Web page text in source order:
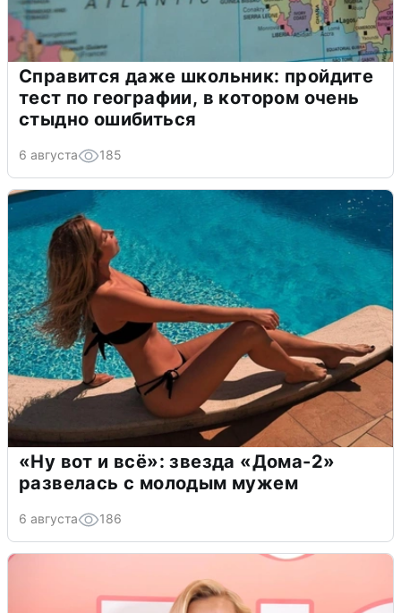
Справится даже школьник: пройдите
тест по географии, в котором очень
стыдно ошибиться
6 августа 185
«Ну вот и всё»: звезда «Дома-2»
развелась с молодым мужем
6 августа 186